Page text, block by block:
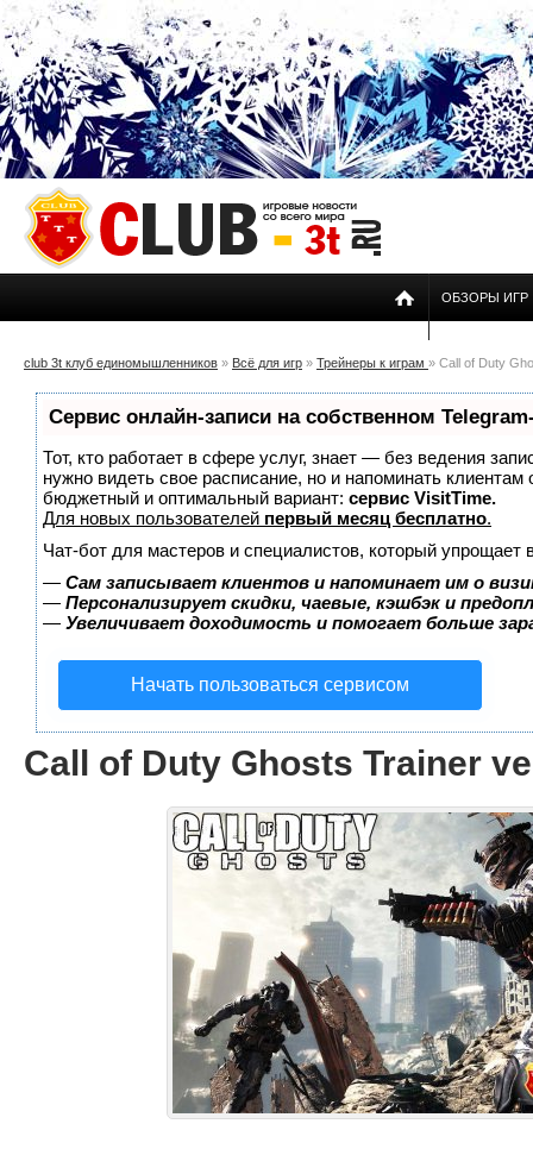
ОБЗОРЫ ИГР
club 3t клуб единомышленников » Всё для игр » Трейнеры к играм » Call of Duty
Сервис онлайн-записи на собственном
Тот, кто работает в сфере услуг, знает — без ведения
нужно видеть свое расписание, но и напоминать
бюджетный и оптимальный вариант: сервис VisitTime.
Для новых пользователей первый месяц бесплатно.
Чат-бот для мастеров и специалистов, который упрощает
— Сам записывает клиентов и напоминает им о
— Персонализирует скидки, чаевые, кэшбэк и
— Увеличивает доходимость и помогает больше
Начать пользоваться сервисом
Call of Duty Ghosts Trainer